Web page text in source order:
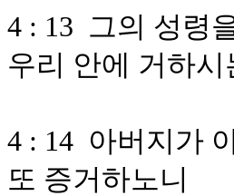
4 : 13 그의 성령
우리 안에 거하
4 : 14 아버지가
또 증거하노니